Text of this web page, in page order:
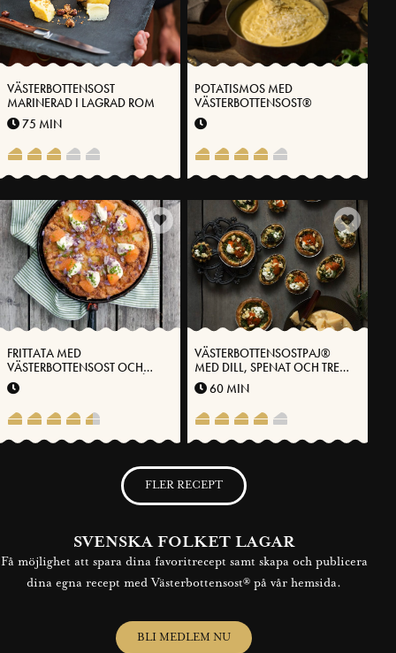
VÄSTERBOTTENSOST
MARINERAD I LAGRAD ROM
75 MIN
POTATISMOS MED
VÄSTERBOTTENSOST®
FRITTATA MED
VÄSTERBOTTENSOST OCH
POTATIS TOPPAD MED CRÈME
FRAÎCHE, LÖJROM OCH
GRÄSLÖK
VÄSTERBOTTENSOSTPAJ®
MED DILL, SPENAT OCH TRE
SORTERS ROM
60 MIN
FLER RECEPT
SVENSKA FOLKET LAGAR
Få möjlighet att spara dina favoritrecept samt skapa och publicera
dina egna recept med Västerbottensost® på vår hemsida.
BLI MEDLEM NU